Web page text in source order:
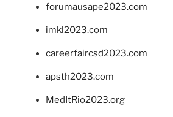
forumausape2023.com
imkl2023.com
careerfaircsd2023.com
apsth2023.com
MedItRio2023.org